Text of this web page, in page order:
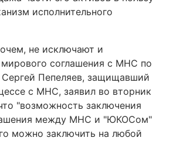
исполнительного
не исключают и
соглашения с МНС по
Сергей Пепеляев, защищавший
с МНС, заявил во вторник
"возможность заключения
между МНС и "ЮКОСом"
можно заключить на любой